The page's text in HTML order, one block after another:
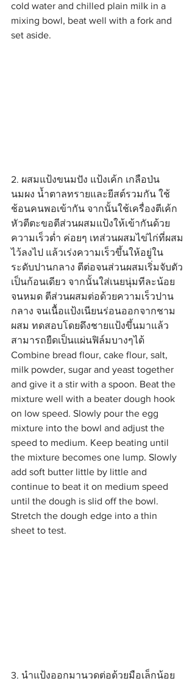
cold water and chilled plain milk in a
mixing bowl, beat well with a fork and
set aside.
2. ผสมแป้งขนมปัง แป้งเค้ก เกลือป่น
นมผง น้ำตาลทรายและยีสต์รวมกัน ใช้
ช้อนคนพอเข้ากัน จากนั้นใช้เครื่องตีเค้ก
หัวตีตะขอตีส่วนผสมแป้งให้เข้ากันด้วย
ความเร็วต่ำ ค่อยๆ เทส่วนผสมไข่ไก่ที่ผสม
ไว้ลงไป แล้วเร่งความเร็วขึ้นให้อยู่ใน
ระดับปานกลาง ตีต่อจนส่วนผสมเริ่มจับตัว
เป็นก้อนเดียว จากนั้นใส่เนยนุ่มทีละน้อย
จนหมด ตีส่วนผสมต่อด้วยความเร็วปาน
กลาง จนเนื้อแป้งเนียนร่อนออกจากชาม
ผสม ทดสอบโดยดึงชายแป้งขึ้นมาแล้ว
สามารถยืดเป็นแผ่นฟิล์มบางๆได้
Combine bread flour, cake flour, salt,
milk powder, sugar and yeast together
and give it a stir with a spoon. Beat the
mixture well with a beater dough hook
on low speed. Slowly pour the egg
mixture into the bowl and adjust the
speed to medium. Keep beating until
the mixture becomes one lump. Slowly
add soft butter little by little and
continue to beat it on medium speed
until the dough is slid off the bowl.
Stretch the dough edge into a thin
sheet to test.
3. นำแป้งออกมานวดต่อด้วยมือเล็กน้อย